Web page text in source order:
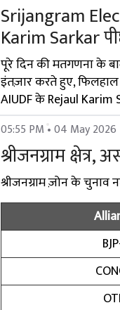
Srijangram
Karim Sarkar
पूरे दिन की मतगणना के
इंतज़ार करते हुए,
AIUDF के Rejaul Karim
05:55 PM • 04 May 2026
श्रीजनग्राम
श्रीजनग्राम ज़ोन के चुनाव